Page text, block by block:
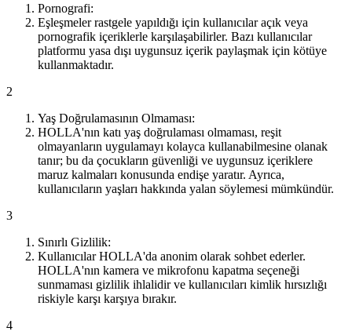
Pornografi:
Eşleşmeler rastgele yapıldığı için kullanıcılar açık veya
pornografik içeriklerle karşılaşabilirler. Bazı kullanıcılar
platformu yasa dışı uygunsuz içerik paylaşmak için kötüye
kullanmaktadır.
2
Yaş Doğrulamasının Olmaması:
HOLLA'nın katı yaş doğrulaması olmaması, reşit
olmayanların uygulamayı kolayca kullanabilmesine olanak
tanır; bu da çocukların güvenliği ve uygunsuz içeriklere
maruz kalmaları konusunda endişe yaratır. Ayrıca,
kullanıcıların yaşları hakkında yalan söylemesi mümkündür.
3
Sınırlı Gizlilik:
Kullanıcılar HOLLA'da anonim olarak sohbet ederler.
HOLLA'nın kamera ve mikrofonu kapatma seçeneği
sunmaması gizlilik ihlalidir ve kullanıcıları kimlik hırsızlığı
riskiyle karşı karşıya bırakır.
4